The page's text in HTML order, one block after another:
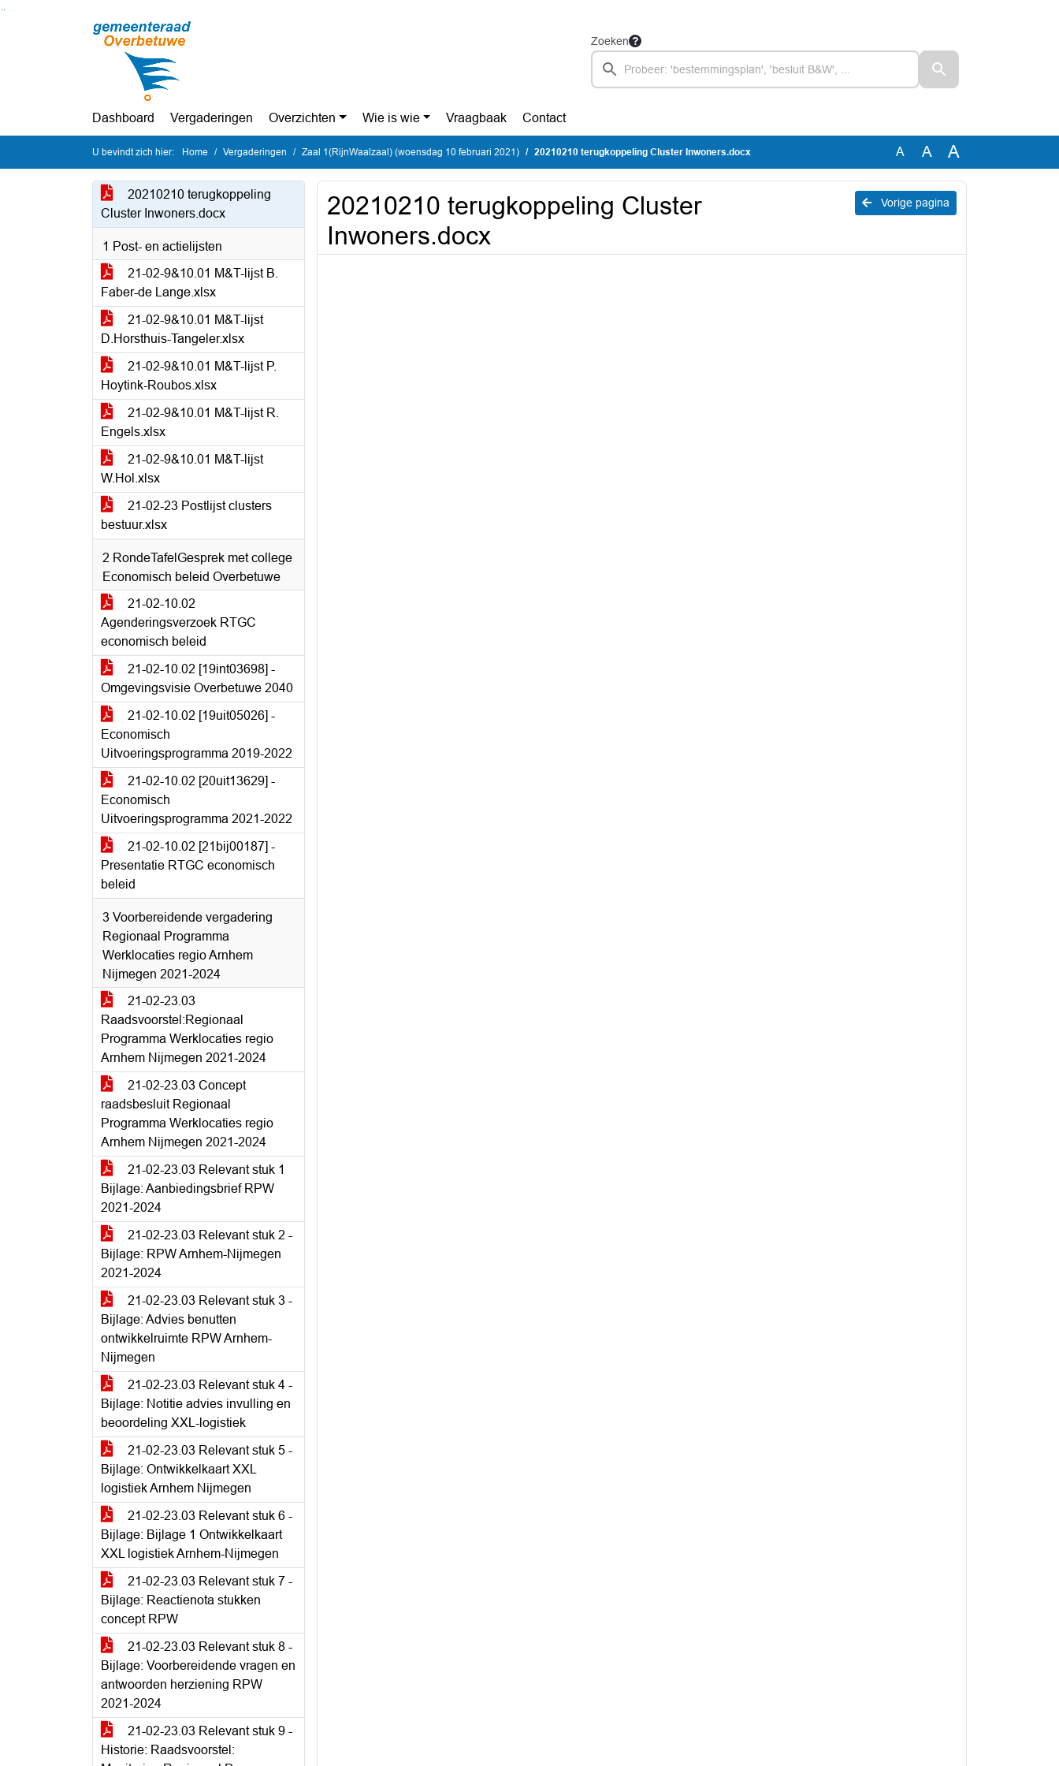
Ga naar de inhoud van deze pagina
Zoeken
Dashboard Vergaderingen Overzichten Wie is wie Vraagbaak Contact
U bevindt zich hier: Home Vergaderingen Zaal 1(RijnWaalzaal) (woensdag 10 februari 2021) 20210210 terugkoppeling Cluster Inwoners.docx A A A
20210210 terugkoppeling
Cluster Inwoners.docx
1 Post- en actielijsten
21-02-9&10.01 M&T-lijst B.
Faber-de Lange.xlsx
21-02-9&10.01 M&T-lijst
D.Horsthuis-Tangeler.xlsx
21-02-9&10.01 M&T-lijst P.
Hoytink-Roubos.xlsx
21-02-9&10.01 M&T-lijst R.
Engels.xlsx
21-02-9&10.01 M&T-lijst
W.Hol.xlsx
21-02-23 Postlijst clusters
bestuur.xlsx
2 RondeTafelGesprek met college
Economisch beleid Overbetuwe
21-02-10.02
Agenderingsverzoek RTGC
economisch beleid
21-02-10.02 [19int03698] -
Omgevingsvisie Overbetuwe 2040
21-02-10.02 [19uit05026] -
Economisch
Uitvoeringsprogramma 2019-2022
21-02-10.02 [20uit13629] -
Economisch
Uitvoeringsprogramma 2021-2022
21-02-10.02 [21bij00187] -
Presentatie RTGC economisch
beleid
3 Voorbereidende vergadering
Regionaal Programma
Werklocaties regio Arnhem
Nijmegen 2021-2024
21-02-23.03
Raadsvoorstel:Regionaal
Programma Werklocaties regio
Arnhem Nijmegen 2021-2024
21-02-23.03 Concept
raadsbesluit Regionaal
Programma Werklocaties regio
Arnhem Nijmegen 2021-2024
21-02-23.03 Relevant stuk 1
Bijlage: Aanbiedingsbrief RPW
2021-2024
21-02-23.03 Relevant stuk 2 -
Bijlage: RPW Arnhem-Nijmegen
2021-2024
21-02-23.03 Relevant stuk 3 -
Bijlage: Advies benutten
ontwikkelruimte RPW Arnhem-
Nijmegen
21-02-23.03 Relevant stuk 4 -
Bijlage: Notitie advies invulling en
beoordeling XXL-logistiek
21-02-23.03 Relevant stuk 5 -
Bijlage: Ontwikkelkaart XXL
logistiek Arnhem Nijmegen
21-02-23.03 Relevant stuk 6 -
Bijlage: Bijlage 1 Ontwikkelkaart
XXL logistiek Arnhem-Nijmegen
21-02-23.03 Relevant stuk 7 -
Bijlage: Reactienota stukken
concept RPW
21-02-23.03 Relevant stuk 8 -
Bijlage: Voorbereidende vragen en
antwoorden herziening RPW
2021-2024
21-02-23.03 Relevant stuk 9 -
Historie: Raadsvoorstel:
Vorige pagina
20210210 terugkoppeling Cluster
Inwoners.docx